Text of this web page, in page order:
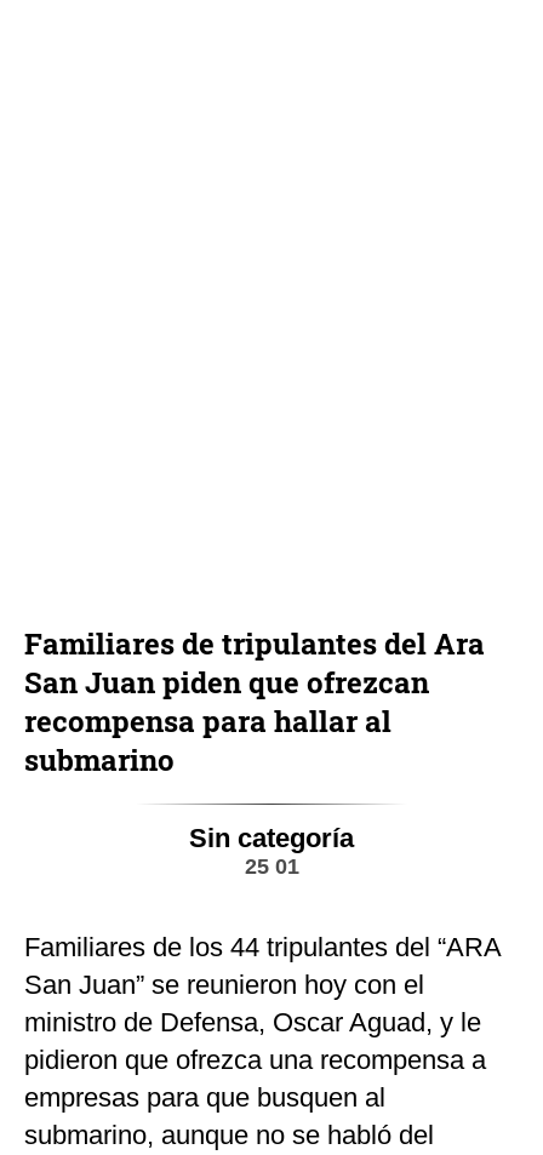
Familiares de tripulantes del Ara
San Juan piden que ofrezcan
recompensa para hallar al
submarino
Sin categoría
25 01
Familiares de los 44 tripulantes del “ARA
San Juan” se reunieron hoy con el
ministro de Defensa, Oscar Aguad, y le
pidieron que ofrezca una recompensa a
empresas para que busquen al
submarino, aunque no se habló del